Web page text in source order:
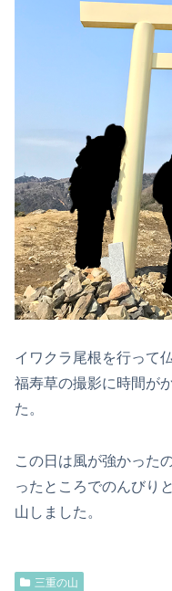
イワクラ尾根を行って
福寿草の撮影に時間が
た。
この日は風が強かった
ったところでのんびり
山しました。
三重の山